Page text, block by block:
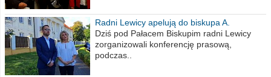
Radni Lewicy apelują do biskupa A.
Wiesława Meringa
Dziś pod Pałacem Biskupim radni Lewicy
zorganizowali konferencję prasową,
podczas..